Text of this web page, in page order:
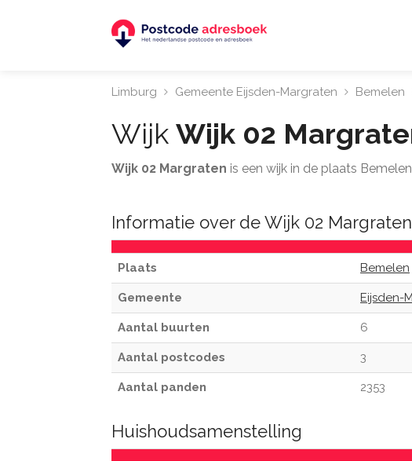
Limburg Gemeente Eijsden-Margraten Bemelen
Wijk Wijk 02
Wijk 02 Margraten is een wijk in de plaats
Informatie over de Wijk 02 Margraten
Plaats Bemelen
Gemeente Eijsden-
Aantal buurten 6
Aantal postcodes 3
Aantal panden 2353
Huishoudsamenstelling